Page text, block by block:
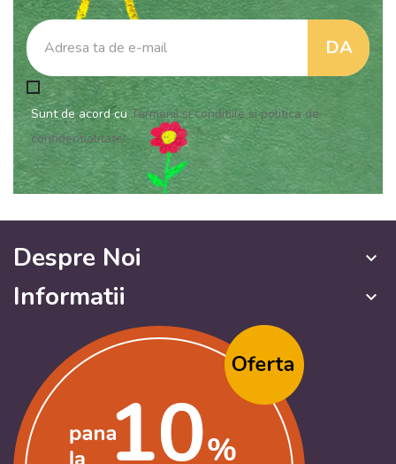
Sunt de acord cuTermenii si conditiile si politica de
confidentialitate!
Despre Noi keyboard_arrow_down
Informatii keyboard_arrow_down